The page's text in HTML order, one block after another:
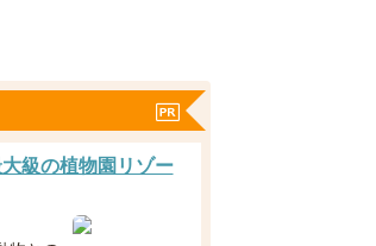
級の植物園リゾー